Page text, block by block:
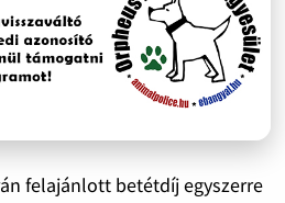
felajánlott betétdíj egyszerre